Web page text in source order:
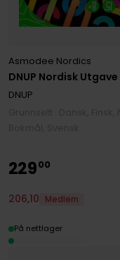
DNUP Nordisk Utgave
Asmodee Nordics
DNUP
22900
206,10 Medlem
På nettlager